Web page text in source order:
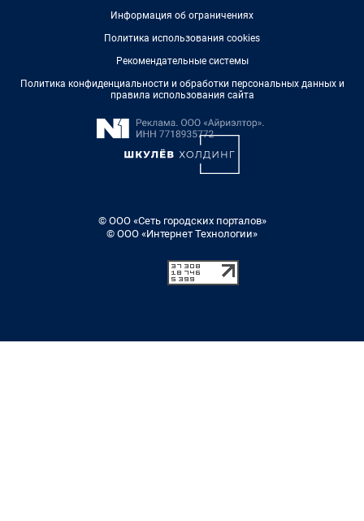
Информация об ограничениях
Политика использования cookies
Рекомендательные системы
Политика конфиденциальности и обработки персональных данных и
правила использования сайта
© ООО «Сеть городских порталов»
© ООО «Интернет Технологии»